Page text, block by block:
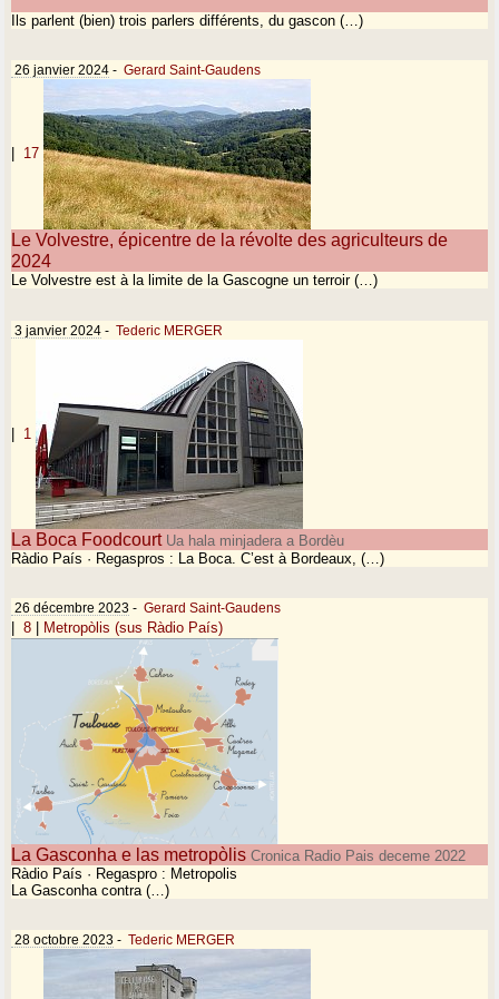
Ils parlent (bien) trois parlers différents, du gascon (…)
26 janvier 2024 - Gerard Saint-Gaudens
17
Le Volvestre, épicentre de la révolte des agriculteurs de
2024
Le Volvestre est à la limite de la Gascogne un terroir (…)
3 janvier 2024 - Tederic MERGER
| 1
La Boca FoodcourtUa hala minjadera a Bordèu
Ràdio País · Regaspros : La Boca. C’est à Bordeaux, (…)
26 décembre 2023 - Gerard Saint-Gaudens
8 Metropòlis (sus Ràdio País)
La Gasconha e las metropòlis Cronica Radio Pais deceme 2022
Ràdio País · Regaspro : Metropolis
La Gasconha contra (…)
28 octobre 2023 - Tederic MERGER